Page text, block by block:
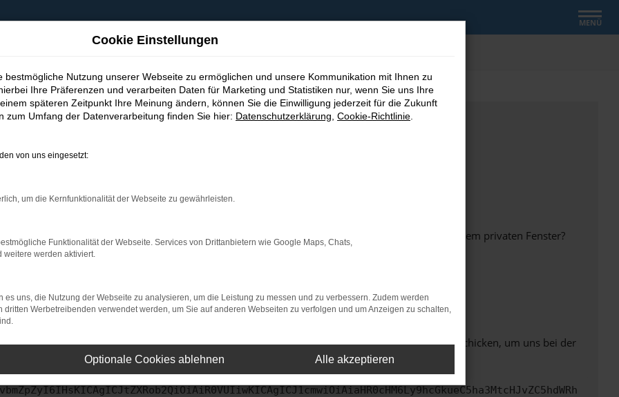
MENÜ
bestimmter Seiten verhindern. Funktioniert die Seite in einem anderen Browser oder in einem privaten Fenster?
beheben.
auf dem neuesten Stand sind.
kann auch dazu führen, dass bestimmte Funktionen nicht mehr unterstützt werden.
uns bitte. Wir werden versuchen, das Problem zu beheben. Du kannst uns diesen Text schicken, um uns bei der
Cookie Einstellungen
bestmögliche Nutzung unserer Webseite zu ermöglichen und unsere Kommunikation mit Ihnen zu
Ihre Präferenzen und verarbeiten Daten für Marketing und Statistiken nur, wenn Sie uns Ihre
späteren Zeitpunkt Ihre Meinung ändern, können Sie die Einwilligung jederzeit für die Zukunft
zum Umfang der Datenverarbeitung finden Sie hier: Datenschutzerklärung Cookie-Richtlinie
von uns eingesetzt:
um die Kernfunktionalität der Webseite zu gewährleisten.
Funktionalität der Webseite. Services von Drittanbietern wie Google Maps, Chats,
weitere werden aktiviert.
es uns, die Nutzung der Webseite zu analysieren, um die Leistung zu messen und zu verbessern. Zudem werden
dritten Werbetreibenden verwendet werden, um Sie auf anderen Webseiten zu verfolgen und um Anzeigen zu schalten,
Optionale Cookies ablehnen Alle akzeptieren